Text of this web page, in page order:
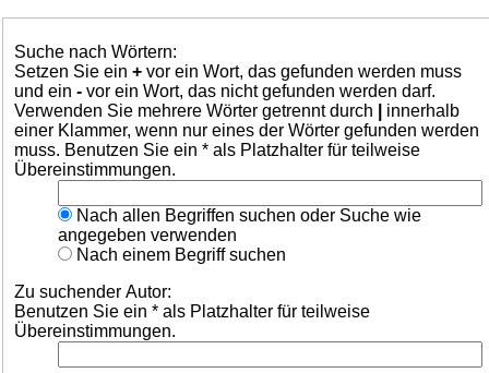
Suche nach Wörtern:
Setzen Sie ein + vor ein Wort, das gefunden werden muss
und ein - vor ein Wort, das nicht gefunden werden darf.
Verwenden Sie mehrere Wörter getrennt durch
innerhalb
einer Klammer, wenn nur eines der Wörter gefunden werden
muss. Benutzen Sie ein * als Platzhalter für teilweise
Übereinstimmungen.
Nach allen Begriffen suchen oder Suche wie
angegeben verwenden
Nach einem Begriff suchen
Zu suchender Autor:
Benutzen Sie ein * als Platzhalter für teilweise
Übereinstimmungen.